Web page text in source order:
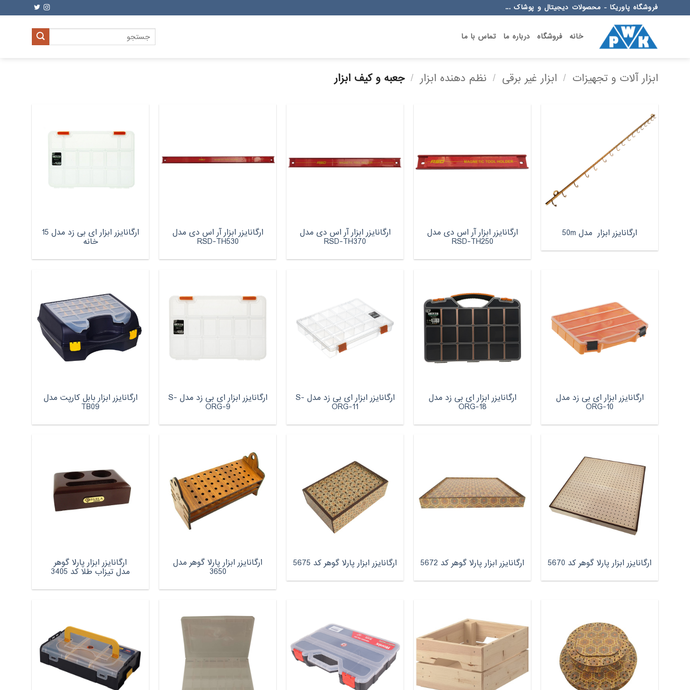
to
فروشگاه پاوریکا - محصولات دیجیتال و پوشاک ...
خانه فروشگاه درباره ما تماس با ما
جستجو
برای:
ابزار آلات و تجهیزات / ابزار غیر برقی / نظم دهنده ابزار / جعبه و کیف ابزار
ارگانایزر ابزار مدل 50m ارگانایزر ابزار آر اس دی مدل
RSD-TH250
ارگانایزر ابزار آر اس دی مدل
RSD-TH370
ارگانایزر ابزار آر اس دی مدل
RSD-TH530
ارگانایزر ابزار ای بی زد مدل 15
خانه
ارگانایزر ابزار ای بی زد مدل
ORG-10
ارگانایزر ابزار ای بی زد مدل
ORG-18
ارگانایزر ابزار ای بی زد مدل S-
ORG-11
ارگانایزر ابزار ای بی زد مدل S-
ORG-9
ارگانایزر ابزار بابل کارپت مدل
TB09
ارگانایزر ابزار پارلا گوهر کد 5670 ارگانایزر ابزار پارلا گوهر کد 5672 ارگانایزر ابزار پارلا گوهر کد 5675 ارگانایزر ابزار پارلا گوهر مدل
3650
ارگانایزر ابزار پارلا گوهر
مدل تیزاب طلا کد 3405